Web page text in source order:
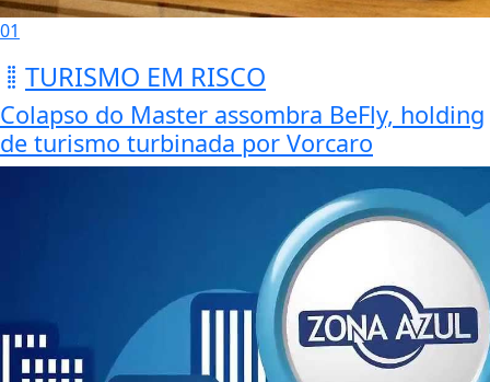
01
TURISMO EM RISCO
Colapso do Master assombra BeFly, holding
de turismo turbinada por Vorcaro